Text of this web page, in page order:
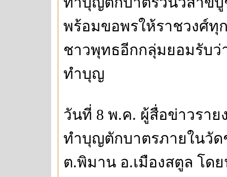
พร้อมขอพรให้ราชวงศ์
ชาวพุทธอีกกลุ่มยอมรับว่
ทำบุญ
วันที่ 8 พ.ค. ผู้สื่อข่าวราย
ทำบุญตักบาตรภายในวัด
ต.พิมาน อ.เมืองสตูล โด